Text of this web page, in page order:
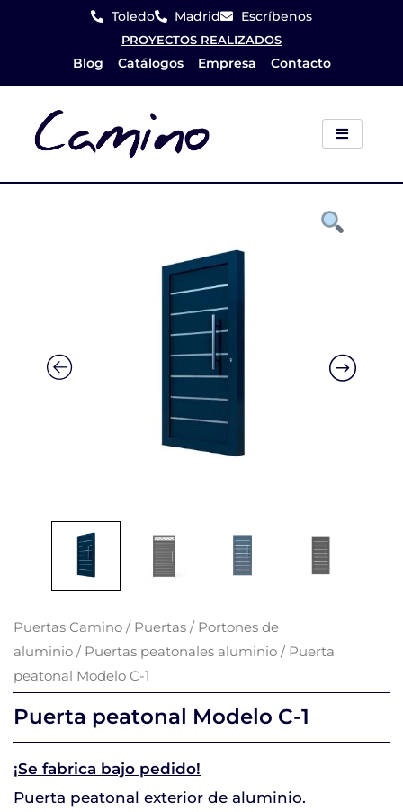
Toledo Madrid Escríbenos
PROYECTOS REALIZADOS
Blog Catálogos Empresa Contacto
Puertas Camino / Puertas / Portones de
aluminio / Puertas peatonales aluminio / Puerta
peatonal Modelo C-1
Puerta peatonal Modelo C-1
¡Se fabrica bajo pedido!
Puerta peatonal exterior de aluminio.